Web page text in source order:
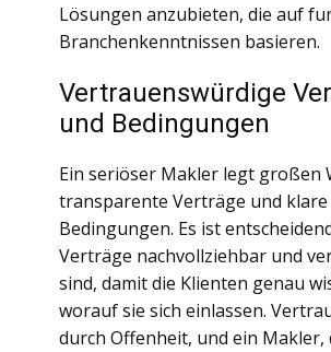
Lösungen anzubieten, die auf
Branchenkenntnissen basieren.
Vertrauenswürdige
und Bedingungen
Ein seriöser Makler legt großen
transparente Verträge und klare
Bedingungen. Es ist
Verträge nachvollziehbar und
sind, damit die Klienten genau
worauf sie sich einlassen.
durch Offenheit, und ein Makler,